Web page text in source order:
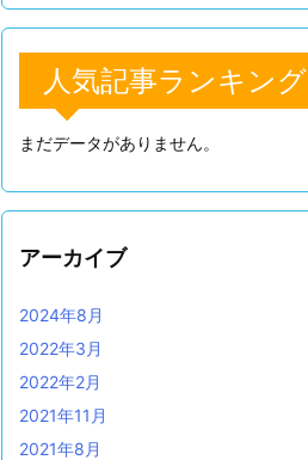
人気記事ランキング
まだデータがありません。
アーカイブ
2024年8月
2022年3月
2022年2月
2021年11月
2021年8月